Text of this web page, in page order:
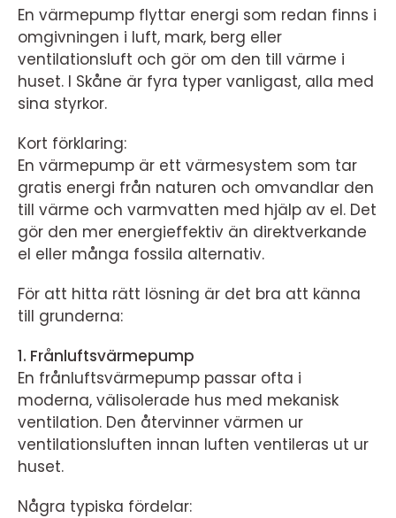
En värmepump flyttar energi som redan finns i
omgivningen i luft, mark, berg eller
ventilationsluft och gör om den till värme i
huset. I Skåne är fyra typer vanligast, alla med
sina styrkor.
Kort förklaring:
En värmepump är ett värmesystem som tar
gratis energi från naturen och omvandlar den
till värme och varmvatten med hjälp av el. Det
gör den mer energieffektiv än direktverkande
el eller många fossila alternativ.
För att hitta rätt lösning är det bra att känna
till grunderna:
1. Frånluftsvärmepump
En frånluftsvärmepump passar ofta i
moderna, välisolerade hus med mekanisk
ventilation. Den återvinner värmen ur
ventilationsluften innan luften ventileras ut ur
huset.
Några typiska fördelar: